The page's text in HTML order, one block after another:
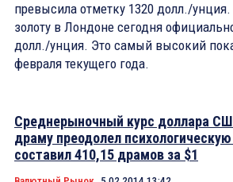
превысила отметку 1320 долл./
золоту в Лондоне сегодня
долл./унция. Это самый высокий
февраля текущего года.
Среднерыночный курс доллара
драму преодолел
составил 410,15 драмов за $1